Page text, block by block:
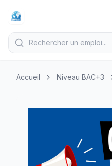
Accueil Niveau BAC+3